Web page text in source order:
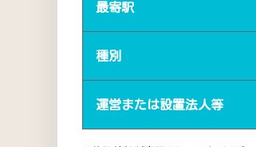
最寄駅
種別
運営または設置法人等